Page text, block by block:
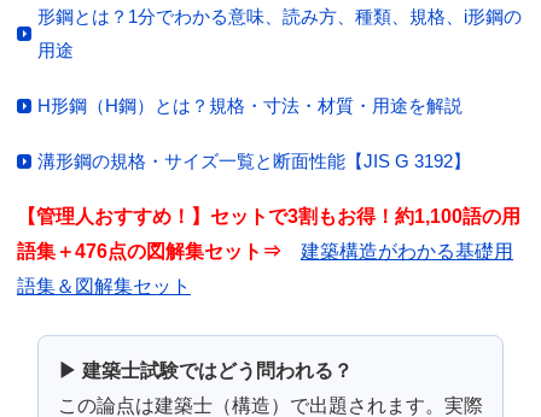
形鋼とは？1分でわかる意味、読み方、種類、規格、i形鋼の
用途
H形鋼（H鋼）とは？規格・寸法・材質・用途を解説
溝形鋼の規格・サイズ一覧と断面性能【JIS G 3192】
【管理人おすすめ！】セットで3割もお得！約1,100語の用
語集＋476点の図解集セット⇒ 建築構造がわかる基礎用
語集＆図解集セット
▶ 建築士試験ではどう問われる？
この論点は建築士（構造）で出題されます。実際